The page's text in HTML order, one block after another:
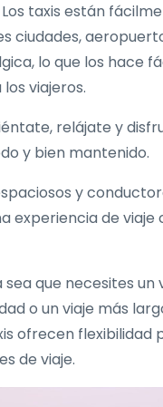
Los taxis están
ciudades,
lo que los hace
viajeros.
relájate y
y bien mantenido.
y
experiencia de
sea que necesites un
o un viaje más
ofrecen flexibilidad
de viaje.